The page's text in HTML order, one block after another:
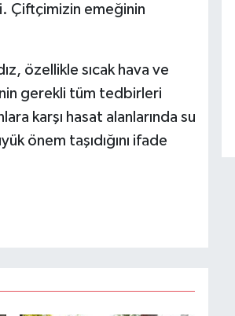
Çiftçimizin emeğinin
özellikle sıcak hava ve
gerekli tüm tedbirleri
karşı hasat alanlarında su
önem taşıdığını ifade